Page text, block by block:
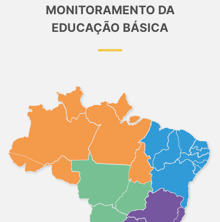
MONITORAMENTO DA
EDUCAÇÃO BÁSICA